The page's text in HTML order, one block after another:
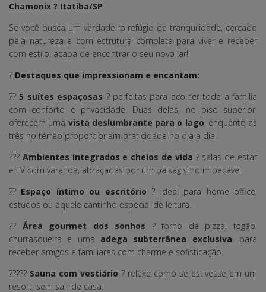
Chamonix ? Itatiba/SP
Se você busca um verdadeiro refúgio de tranquilidade, cercado
pela natureza e com estrutura completa para viver e receber
com estilo, acaba de encontrar o seu novo lar!
? Destaques que impressionam e encantam:
??5 suítes espaçosas ? perfeitas para acolher toda a família
com conforto e privacidade. Duas delas, no piso superior,
oferecem uma vista deslumbrante para o lago, enquanto as
três no térreo proporcionam praticidade no dia a dia.
??? Ambientes integrados e cheios de vida ? salas de estar
e TV com varanda, abraçadas por um paisagismo impecável.
?? Espaço íntimo ou escritório ? ideal para home office,
estudos ou aquele cantinho especial de leitura.
?? Área gourmet dos sonhos ? forno de pizza, fogão,
churrasqueira e uma adega subterrânea exclusiva, para
receber amigos e familiares com charme e sofisticação.
????? Sauna com vestiário ? relaxe como se estivesse em um
resort, sem sair de casa.